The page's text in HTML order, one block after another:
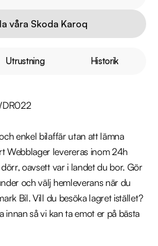
Utrustning Historik
enkel bilaffär utan att lämna
Webblager levereras inom 24h
oavsett var i landet du bor. Gör
och välj hemleverans när du
Bil. Vill du besöka lagret istället?
innan så vi kan ta emot er på bästa
våra Skoda Karoq